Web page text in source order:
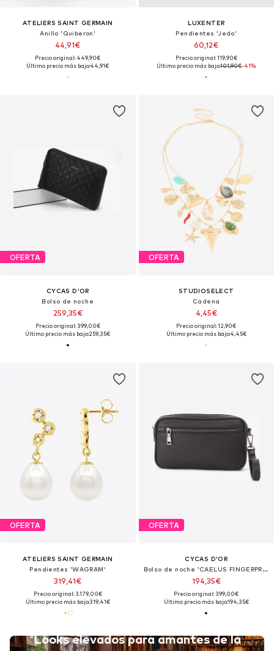
ATELIERS SAINT GERMAIN
Anillo 'Quiberon'
44,91€
Precio original: 449,90€
Último precio más bajo:44,91€
LUXENTER
Pendientes 'Jedo'
60,12€
Precio original: 119,90€
Último precio más bajo:101,90€-41%
OFERTA
CYCAS D'OR
Bolso de noche
259,35€
Precio original: 399,00€
Último precio más bajo:259,35€
OFERTA
STUDIOSELECT
Cadena
4,45€
Precio original: 12,90€
Último precio más bajo:4,45€
OFERTA
ATELIERS SAINT GERMAIN
Pendientes 'WAGRAM'
319,41€
Precio original: 3.179,00€
Último precio más bajo:319,41€
Looks elevados para amantes de la
OFERTA
CYCAS D'OR
Bolso de noche 'CAELUS FINGERPRINT TECH.'
194,35€
Precio original: 399,00€
Último precio más bajo:194,35€